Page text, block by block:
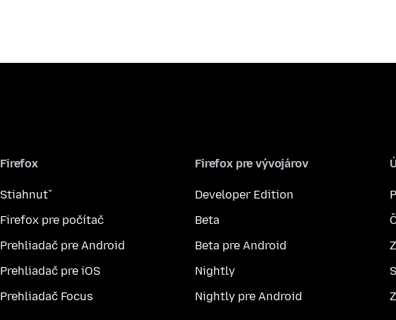
Firefox
Stiahnuť
Firefox pre počítač
Prehliadač pre Android
Prehliadač pre iOS
Prehliadač Focus
Firefox pre vývojárov
Developer Edition
Beta
Beta pre Android
Nightly
Nightly pre Android